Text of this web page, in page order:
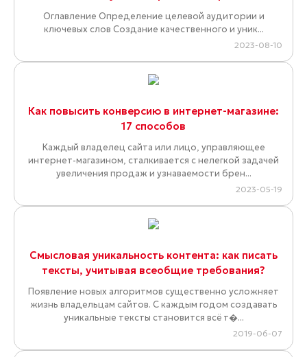
Оглавление Определение целевой аудитории и
ключевых слов Создание качественного и уник...
2023-08-10
Как повысить конверсию в интернет-магазине:
17 способов
Каждый владелец сайта или лицо, управляющее
интернет-магазином, сталкивается с нелегкой задачей
увеличения продаж и узнаваемости брен...
2023-05-19
Смысловая уникальность контента: как писать
тексты, учитывая всеобщие требования?
Появление новых алгоритмов существенно усложняет
жизнь владельцам сайтов. С каждым годом создавать
уникальные тексты становится всё т�...
2019-06-07